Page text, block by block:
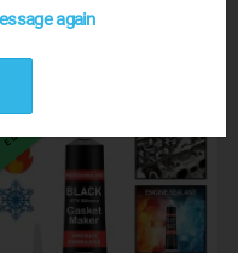
3 ΗΜΕΡΕΣ
again